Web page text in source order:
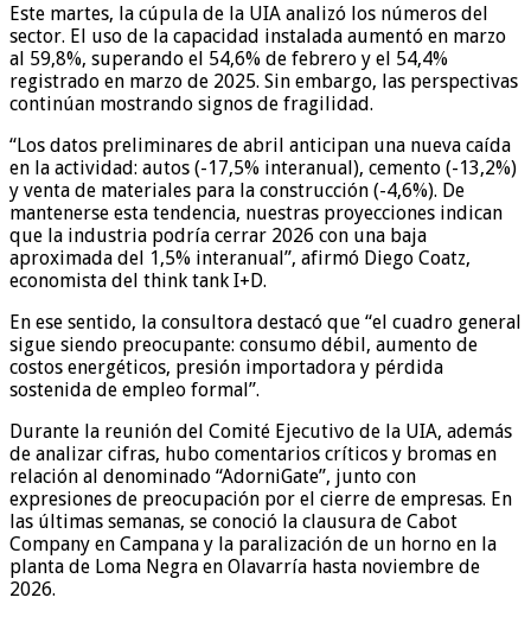
Este martes, la cúpula de la UIA analizó los números del
sector. El uso de la capacidad instalada aumentó en marzo
al 59,8%, superando el 54,6% de febrero y el 54,4%
registrado en marzo de 2025. Sin embargo, las perspectivas
continúan mostrando signos de fragilidad.
“Los datos preliminares de abril anticipan una nueva caída
en la actividad: autos (-17,5% interanual), cemento (-13,2%)
y venta de materiales para la construcción (-4,6%). De
mantenerse esta tendencia, nuestras proyecciones indican
que la industria podría cerrar 2026 con una baja
aproximada del 1,5% interanual”, afirmó Diego Coatz,
economista del think tank I+D.
En ese sentido, la consultora destacó que “el cuadro general
sigue siendo preocupante: consumo débil, aumento de
costos energéticos, presión importadora y pérdida
sostenida de empleo formal”.
Durante la reunión del Comité Ejecutivo de la UIA, además
de analizar cifras, hubo comentarios críticos y bromas en
relación al denominado “AdorniGate”, junto con
expresiones de preocupación por el cierre de empresas. En
las últimas semanas, se conoció la clausura de Cabot
Company en Campana y la paralización de un horno en la
planta de Loma Negra en Olavarría hasta noviembre de
2026.